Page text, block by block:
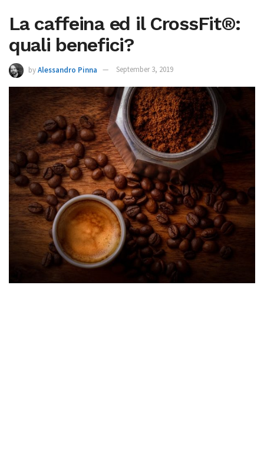
La caffeina ed il CrossFit®:
quali benefici?
byAlessandro Pinna September 3, 2019